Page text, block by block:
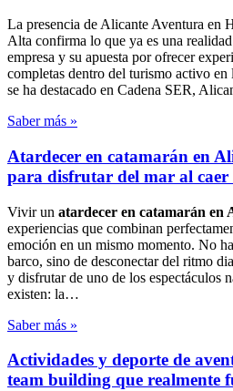
La presencia de Alicante Aventura en
Alta confirma lo que ya es una
empresa y su apuesta por ofrecer
completas dentro del turismo activo
se ha destacado en Cadena SER,
Saber más »
Atardecer en catamarán en
para disfrutar del mar al caer
Vivir un atardecer en catamarán en
experiencias que combinan
emoción en un mismo momento. No
barco, sino de desconectar del ritmo
y disfrutar de uno de los espectáculos
existen: la…
Saber más »
Actividades y deporte de
team building que realmente